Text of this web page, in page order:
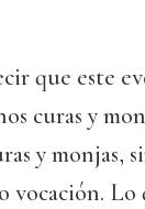
que este
curas y
y monjas,
vocación. Lo